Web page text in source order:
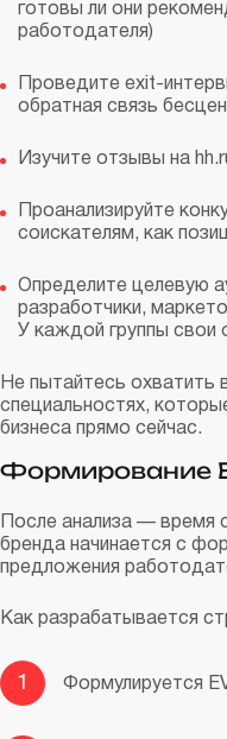
готовы ли они
работодателя)
Проведите exit-
обратная связь
Изучите отзывы на
Проанализируйте
соискателям, как
Определите целевую
разработчики,
У каждой группы свои
Не пытайтесь охватить
специальностях,
бизнеса прямо сейчас.
Формирование
После анализа — время
бренда начинается с
предложения
Как разрабатывается
1 Формулируется